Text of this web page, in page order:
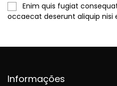
Enim quis fugiat
occaecat deserunt aliquip nisi
Informações